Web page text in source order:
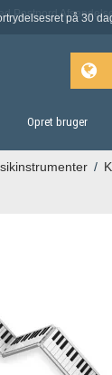
på 30
Opret bruger
/